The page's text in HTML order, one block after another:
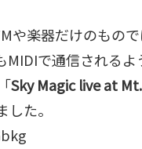
や楽器だけのもの
MIDIで通信される
Sky Magic live at
た。